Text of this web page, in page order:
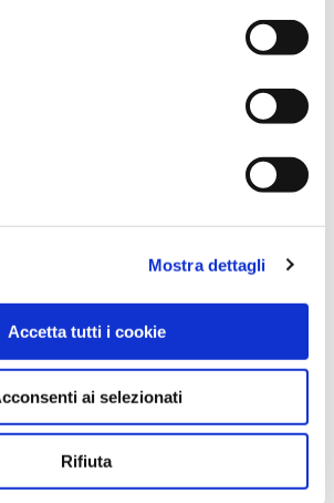
Mostra dettagli
Accetta tutti i cookie
ai selezionati
Rifiuta
CARTA PAGLIA / ROSSO /
WATER RESISTANT